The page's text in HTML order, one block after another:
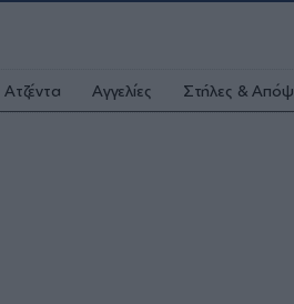
Ατζέντα Αγγελίες Στήλες &